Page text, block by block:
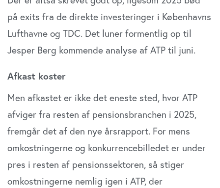
på exits fra de direkte investeringer i Københavns
Lufthavne og TDC. Det luner formentlig op til
Jesper Berg kommende analyse af ATP til juni.
Afkast koster
Men afkastet er ikke det eneste sted, hvor ATP
afviger fra resten af pensionsbranchen i 2025,
fremgår det af den nye årsrapport. For mens
omkostningerne og konkurrencebilledet er under
pres i resten af pensionssektoren, så stiger
omkostningerne nemlig igen i ATP, der